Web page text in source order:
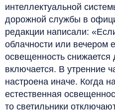
интеллектуальной
дорожной службы в
редакции написали:
облачности или вечером
освещенность снижается
включается. В утренние
настроена иначе. Когда
естественная
то светильники